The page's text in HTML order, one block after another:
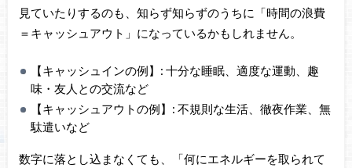
見ていたりするのも、知らず知らずのうちに「時間の浪費
＝キャッシュアウト」になっているかもしれません。
【キャッシュインの例】: 十分な睡眠、適度な運動、趣
味・友人との交流など
【キャッシュアウトの例】: 不規則な生活、徹夜作業、無
駄遣いなど
数字に落とし込まなくても、「何にエネルギーを取られて